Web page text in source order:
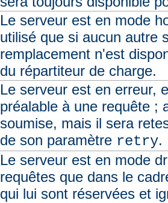
Le serveur est en mode
utilisé que si aucun autre
remplacement n'est
du répartiteur de charge.
Le serveur est en erreur,
préalable à une requête ;
soumise, mais il sera
de son paramètre retry.
Le serveur est en mode
requêtes que dans le
qui lui sont réservées et